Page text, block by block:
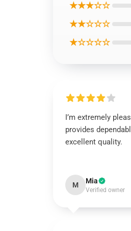
★★★☆☆
★★☆☆☆
★☆☆☆☆
I’m extremely
provides
excellent quality.
M Mia
Verified owner